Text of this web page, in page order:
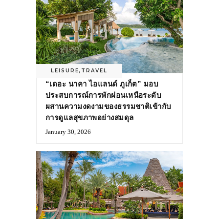
LEISURE, TRAVEL
“เดอะ นาคา ไอแลนด์ ภูเก็ต” มอบ
ประสบการณ์การพักผ่อนเหนือระดับ
ผสานความงดงามของธรรมชาติเข้ากับ
การดูแลสุขภาพอย่างสมดุล
January 30, 2026